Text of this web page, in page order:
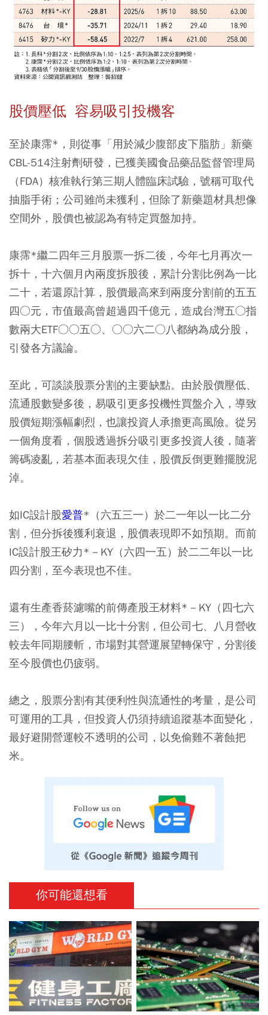
股價壓低 容易吸引投機客
至於康霈*，則從事「用於減少腹部皮下脂肪」新藥
CBL-514注射劑研發，已獲美國食品藥品監督管理局
（FDA）核准執行第三期人體臨床試驗，號稱可取代
抽脂手術；公司雖尚未獲利，但除了新藥題材具想像
空間外，股價也被認為有特定買盤加持。
康霈*繼二四年三月股票一拆二後，今年七月再次一
拆十，十六個月內兩度拆股後，累計分割比例為一比
二十，若還原計算，股價最高來到兩度分割前的五五
四○元，市值最高曾超過四千億元，造成台灣五○指
數兩大ETF○○五○、○○六二○八都納為成分股，
引發各方議論。
至此，可談談股票分割的主要缺點。由於股價壓低、
流通股數變多後，易吸引更多投機性買盤介入，導致
股價短期漲幅劇烈，也讓投資人承擔更高風險。從另
一個角度看，個股透過拆分吸引更多投資人後，隨著
籌碼凌亂，若基本面表現欠佳，股價反倒更難擺脫泥
淖。
如IC設計股愛普*（六五三一）於二一年以一比二分
割，但分拆後獲利衰退，股價表現即不如預期。而前
IC設計股王矽力*－KY（六四一五）於二二年以一比
四分割，至今表現也不佳。
還有生產香菸濾嘴的前傳產股王材料*－KY（四七六
三），今年六月以一比十分割，但公司七、八月營收
較去年同期腰斬，市場對其營運展望轉保守，分割後
至今股價也仍疲弱。
總之，股票分割有其便利性與流通性的考量，是公司
可運用的工具，但投資人仍須持續追蹤基本面變化，
最好避開營運較不透明的公司，以免偷雞不著蝕把
米。
你可能還想看